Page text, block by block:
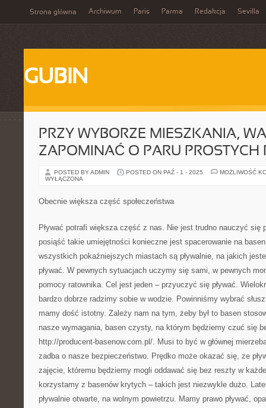
Strona główna Archiwum Paris Parma Redakcja Sevilla
GUBIN
PRZY WYBORZE MIESZKANIA,
ZAPOMINAĆ O PARU PROSTYCH
POSTED BY ADMIN POSTED ON PAŹ - 1 - 2025
MOŻLIWOŚĆ
WYŁĄCZONA
Obecnie większa część społeczeństwa
Pływać potrafi większa część z nas. Nie jest trudno nauczyć się
posiąść takie umiejętności konieczne jest spacerowanie na
wszystkich pokaźniejszych miastach są pływalnie, na jakich
pływać. W pewnych sytuacjach uczymy się sami, w pewnych
pomocy ratownika. Cel jest jeden – przyuczyć się pływać.
bardzo dobrze radzimy sobie w wodzie. Powinniśmy wybrać
mamy dość istotny. Zależy nam na tym, żeby był to basen
nasze wymagania, basen czysty, na którym będziemy czuć się
http://producent-basenow.com.pl/. Musi to być w głównej
zadba o nasze bezpieczeństwo. Prędko może okazać się, ze
zajęcie, któremu będziemy mogli oddawać się bez reszty w
korzystamy z basenów krytych – takich jest niezwykle dużo.
pływalnie otwarte, na wolnym powietrzu. Mamy prawo pływać,